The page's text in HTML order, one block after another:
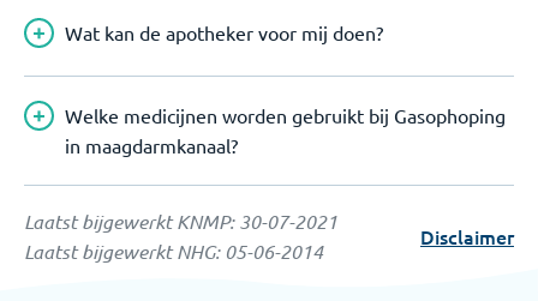
Wat kan de apotheker voor mij doen?
Welke medicijnen worden gebruikt bij Gasophoping
in maagdarmkanaal?
Laatst bijgewerkt KNMP:30-07-2021
Laatst bijgewerkt NHG: 05-06-2014
Disclaimer